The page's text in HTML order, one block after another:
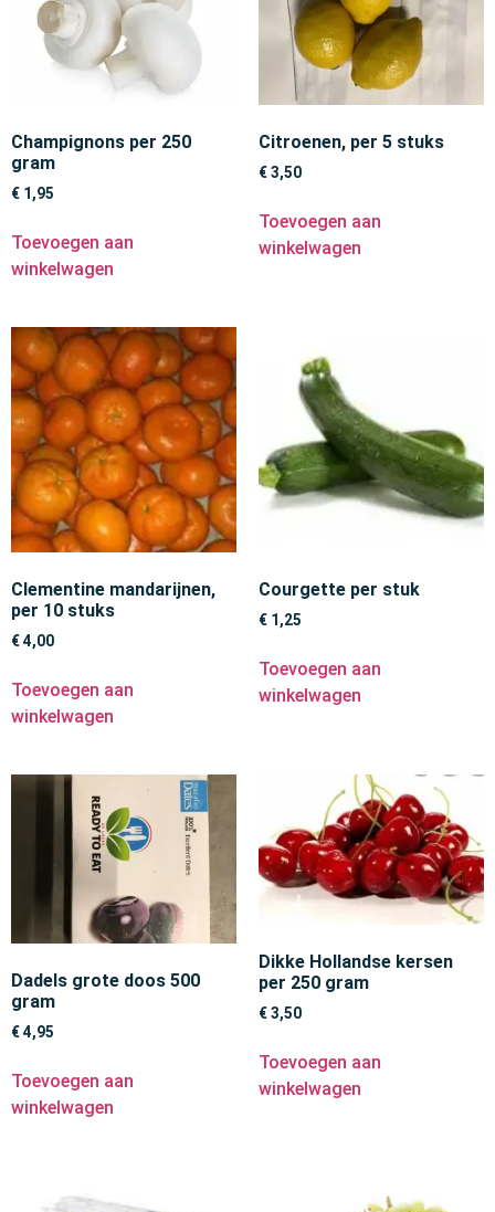
Champignons per 250
gram
€ 1,95
Toevoegen aan
winkelwagen
Citroenen, per 5 stuks
€3,50
Toevoegen aan
winkelwagen
Clementine mandarijnen,
per 10 stuks
€4,00
Toevoegen aan
winkelwagen
Courgette per stuk
€ 1,25
Toevoegen aan
winkelwagen
Dadels grote doos 500
gram
€4,95
Toevoegen aan
winkelwagen
Dikke Hollandse kersen
per 250 gram
€3,50
Toevoegen aan
winkelwagen